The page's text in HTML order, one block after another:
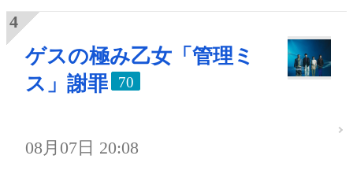
ゲスの極み乙女「管理ミ
ス」謝罪
70
08月07日 20:08